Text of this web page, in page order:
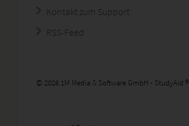
Kontakt zum Support
RSS-Feed
© 2026 1M Media & Software GmbH - StudyAid ®